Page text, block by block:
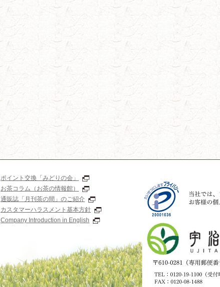
ポイント交換「みどりの会」
お茶コラム（お茶の情報館）
通販誌「月刊茶の間」のご紹介
カスタマーハラスメント基本方針
Company Introduction in English